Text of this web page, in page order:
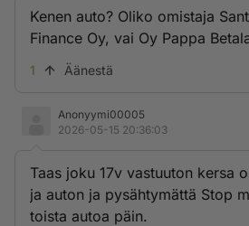
Kenen auto? Oliko omistaja
Finance Oy, vai Oy Pappa
1 Äänestä
Anonyymi00005
2026-05-15 20:36:03
Taas joku 17v vastuuton kersa
ja auton ja pysähtymättä Stop
toista autoa päin.